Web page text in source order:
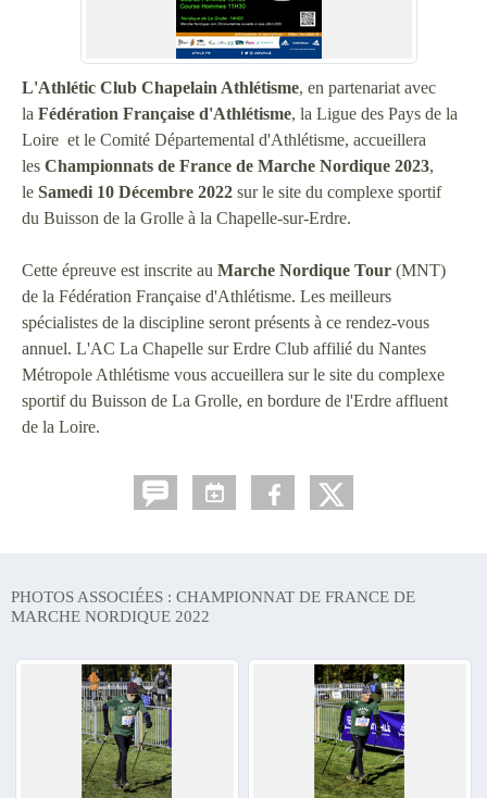
L'Athlétic Club Chapelain Athlétisme, en partenariat avec
la Fédération Française d'Athlétisme, la Ligue des Pays de la
Loire et le Comité Départemental d'Athlétisme, accueillera
les Championnats de France de Marche Nordique 2023,
le Samedi 10 Décembre 2022 sur le site du complexe sportif
du Buisson de la Grolle à la Chapelle-sur-Erdre.
Cette épreuve est inscrite au Marche Nordique Tour (MNT)
de la Fédération Française d'Athlétisme. Les meilleurs
spécialistes de la discipline seront présents à ce rendez-vous
annuel. L'AC La Chapelle sur Erdre Club affilié du Nantes
Métropole Athlétisme vous accueillera sur le site du complexe
sportif du Buisson de La Grolle, en bordure de l'Erdre affluent
de la Loire.
PHOTOS ASSOCIÉES : CHAMPIONNAT DE FRANCE DE
MARCHE NORDIQUE 2022